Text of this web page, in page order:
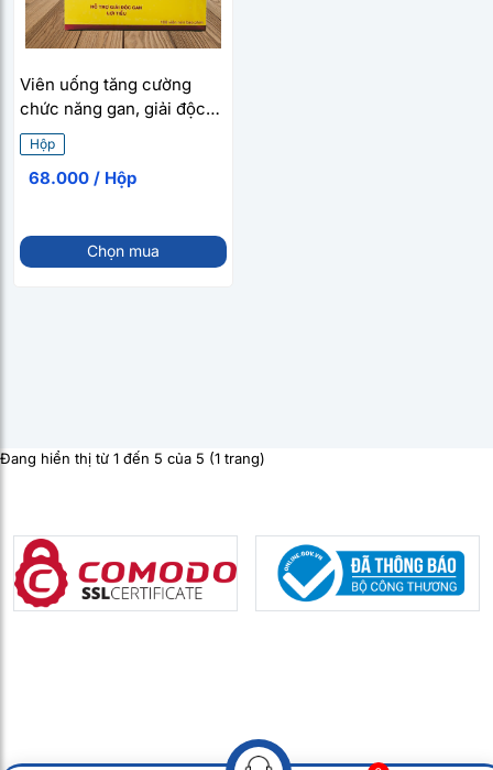
Viên uống tăng cường
chức năng gan, giải độc
gan TiaSulfene (10 vỉ x 10
viên/hộp)
Hộp
68.000 / Hộp
Chọn mua
Đang hiển thị từ 1 đến 5 của 5 (1 trang)